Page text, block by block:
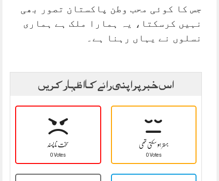
جس کا کوئی محب وطن پاکستان تصور بھی
نہیں کرسکتا، یہ ہمارا ملک ہے ہماری
نسلوں نے یہاں رہنا ہے۔
اس خبر پر اپنی رائے کا اظہار کریں
سخت نا پسند
0 Votes
بہتر ہو سکتی تھی
0 Votes